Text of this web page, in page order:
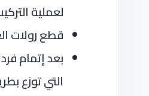
لعملية
قطع رولات
بعد إتمام
التي توزع